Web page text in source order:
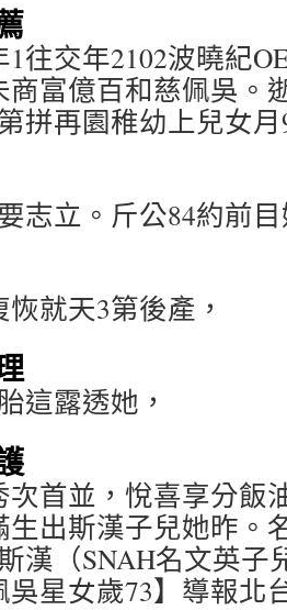
1往交年2102波曉紀
商富億百和慈佩吳。
拼再園稚幼上兒女
志立。斤公84約前
恢就天3第後產，
這露透她，
次首並，悅喜享分飯
生出斯漢子兒她昨。
漢（SNAH名文英子
吳星女歲73】導報